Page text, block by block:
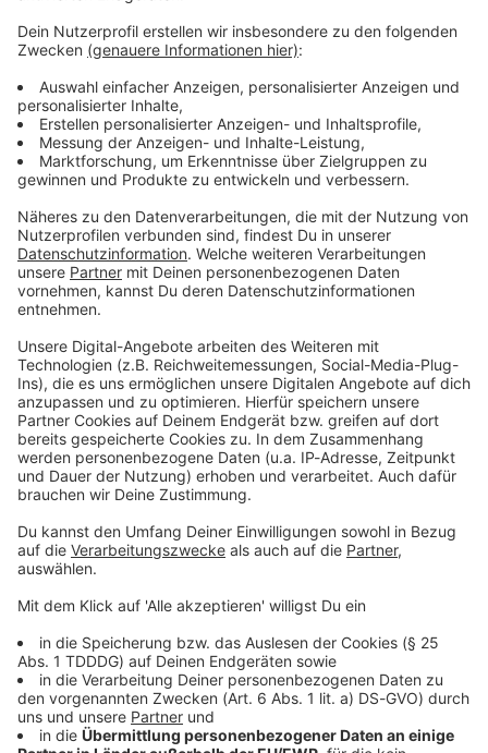
Verpass' nichts mehr - mit unserem kostenlosen
ANTENNE BAYERN Newsletter. Ob Nachrichten,
Lifestyle oder unsere neuesten Aktionen - wir
informieren dich.
Zum Newsletter anmelden
Studio Hotline
Kontaktformular
Sprachnachricht
DAS KÖNNTE DICH AUCH INTERESSIEREN
Welt